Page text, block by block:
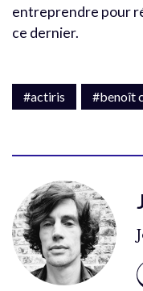
entreprendre pour
ce dernier.
#actiris #benoît